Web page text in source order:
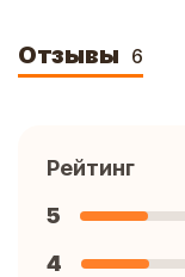
Отзывы 6
Рейтинг
5
4